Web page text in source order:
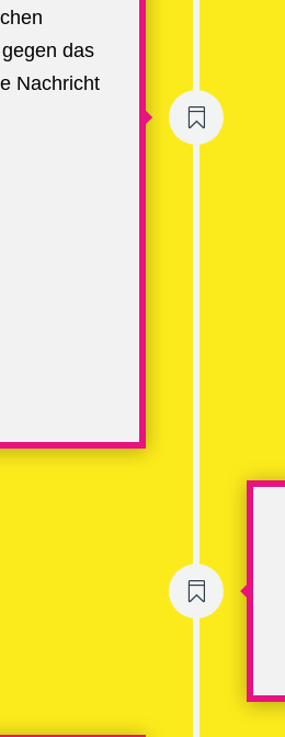

das
Nachricht
